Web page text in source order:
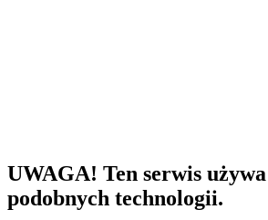
UWAGA! Ten serwis
podobnych technologii.